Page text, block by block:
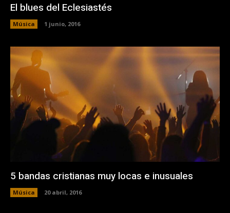
El blues del Eclesiastés
Música 1 junio, 2016
5 bandas cristianas muy locas e inusuales
Música 20 abril, 2016